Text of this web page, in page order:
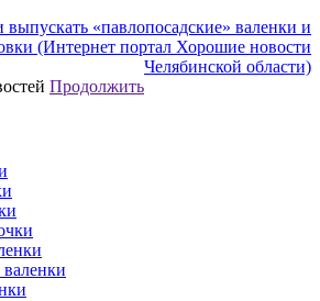
выпускать «павлопосадские» валенки и
(Интернет портал Хорошие новости
Челябинской области)
Продолжить